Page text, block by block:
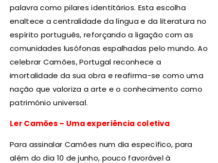
palavra como pilares identitários. Esta escolha
enaltece a centralidade da língua e da literatura no
espírito português, reforçando a ligação com as
comunidades lusófonas espalhadas pelo mundo. Ao
celebrar Camões, Portugal reconhece a
imortalidade da sua obra e reafirma-se como uma
nação que valoriza a arte e o conhecimento como
património universal.
Ler Camões – Uma experiência coletiva
Para assinalar Camões num dia específico, para
além do dia 10 de junho, pouco favorável à